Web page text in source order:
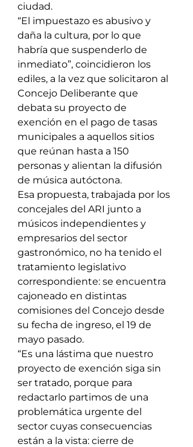
ciudad.
“El impuestazo es abusivo y
daña la cultura, por lo que
habría que suspenderlo de
inmediato”, coincidieron los
ediles, a la vez que solicitaron al
Concejo Deliberante que
debata su proyecto de
exención en el pago de tasas
municipales a aquellos sitios
que reúnan hasta a 150
personas y alientan la difusión
de música autóctona.
Esa propuesta, trabajada por los
concejales del ARI junto a
músicos independientes y
empresarios del sector
gastronómico, no ha tenido el
tratamiento legislativo
correspondiente: se encuentra
cajoneado en distintas
comisiones del Concejo desde
su fecha de ingreso, el 19 de
mayo pasado.
“Es una lástima que nuestro
proyecto de exención siga sin
ser tratado, porque para
redactarlo partimos de una
problemática urgente del
sector cuyas consecuencias
están a la vista: cierre de